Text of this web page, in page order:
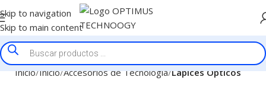
Skip to navigation
Skip to main content
Inicio Inicio Accesorios de Tecnologia Lapices Opticos